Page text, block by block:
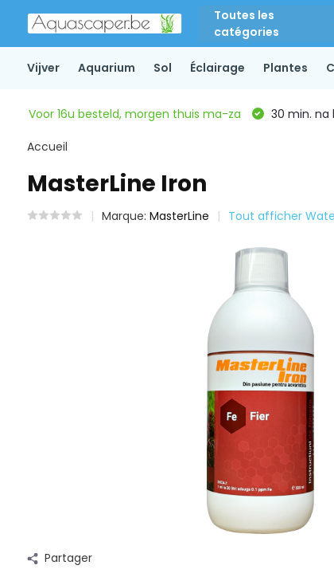
Toutes les
catégories
Vijver Aquarium Sol Éclairage Plantes
Voor 16u besteld, morgen thuis ma-za 30 min. na
Accueil
MasterLine Iron
Marque: MasterLine Tout afficher
Partager